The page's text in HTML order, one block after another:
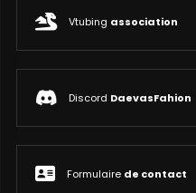
Vtubing association
Discord DaevasFahion
Formulaire de contact